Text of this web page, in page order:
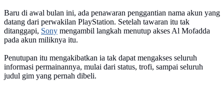
Baru di awal bulan ini, ada penawaran penggantian nama akun yang
datang dari perwakilan PlayStation. Setelah tawaran itu tak
ditanggapi, Sony mengambil langkah menutup akses Al Mofadda
pada akun miliknya itu.
Penutupan itu mengakibatkan ia tak dapat mengakses seluruh
informasi permainannya, mulai dari status, trofi, sampai seluruh
judul gim yang pernah dibeli.